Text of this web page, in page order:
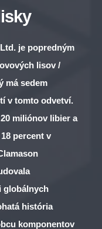
je popredným
lisov /
má sedem
v tomto odvetví.
miliónov libier a
percent v
globálnych
história
komponentov